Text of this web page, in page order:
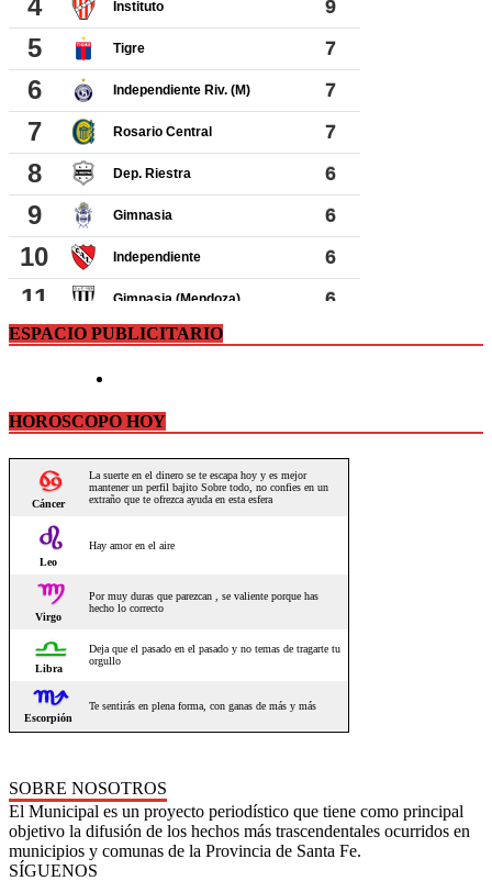
ESPACIO PUBLICITARIO
HOROSCOPO HOY
SOBRE NOSOTROS
El Municipal es un proyecto periodístico que tiene como principal
objetivo la difusión de los hechos más trascendentales ocurridos en
municipios y comunas de la Provincia de Santa Fe.
SÍGUENOS